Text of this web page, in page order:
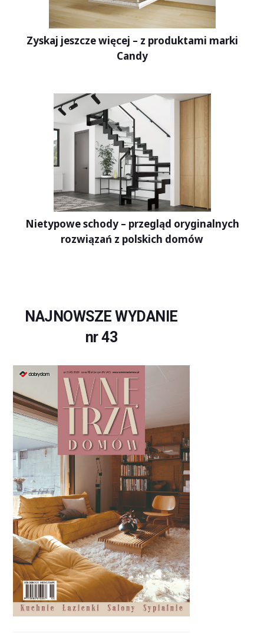
Zyskaj jeszcze więcej – z produktami marki
Candy
Nietypowe schody – przegląd oryginalnych
rozwiązań z polskich domów
NAJNOWSZE WYDANIE
nr 43